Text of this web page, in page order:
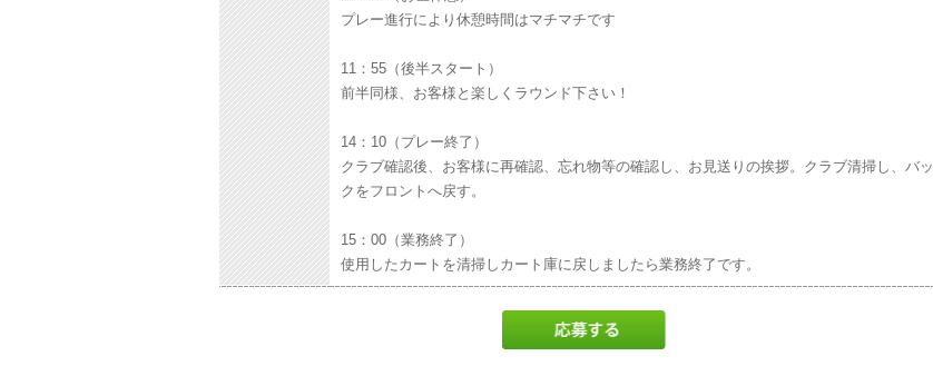
プレー進行により休憩時間はマチマチです
11：55（後半スタート）
前半同様、お客様と楽しくラウンド下さい！
14：10（プレー終了）
クラブ確認後、お客様に再確認、忘れ物等の確認し、お見送りの挨拶。クラブ清掃し、バッ
クをフロントへ戻す。
15：00（業務終了）
使用したカートを清掃しカート庫に戻しましたら業務終了です。